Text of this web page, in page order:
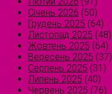
Січень 2026 (50)
Грудень 2025 (64)
Листопад 2025 (48)
Жовтень 2025 (64)
Вересень 2025 (37)
Серпень 2025 (31)
Липень 2025 (40)
Червень 2025 (76)